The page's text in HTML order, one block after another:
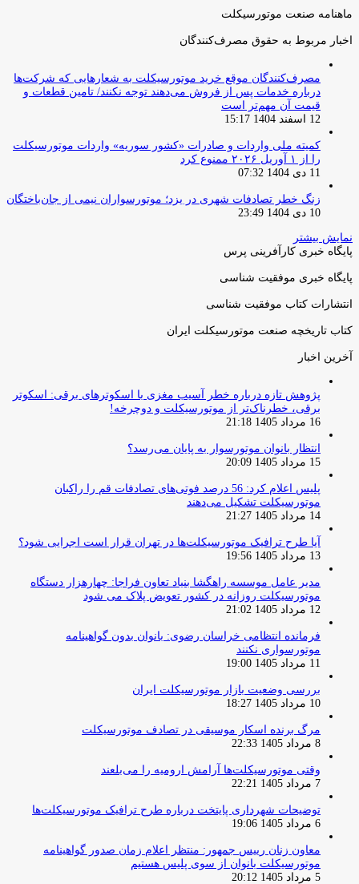
ماهنامه صنعت موتورسیکلت
اخبار مربوط به حقوق مصرف‌کنندگان
مصرف‌کنندگان موقع خرید موتورسیکلت به شعارهایی که شرکت‌ها
درباره خدمات پس از فروش می‌دهند توجه نکنند/ تامین قطعات و
قیمت آن مهم‌تر است
12 اسفند 1404 15:17
کمیته ملی واردات و صادرات «کشور سوریه» واردات موتورسیکلت
را از ۱ آوریل ۲۰۲۶ ممنوع کرد
11 دی 1404 07:32
زنگ خطر تصادفات شهری در یزد؛ موتورسواران نیمی از جان‌باختگان
10 دی 1404 23:49
نمایش بیشتر
پایگاه خبری کارآفرینی پرس
پایگاه خبری موفقیت شناسی
انتشارات کتاب موفقیت شناسی
کتاب تاریخچه صنعت موتورسیکلت ایران
آخرین اخبار
پژوهش تازه درباره خطر آسیب مغزی با اسکوترهای برقی: اسکوتر
برقی، خطرناک‌تر از موتورسیکلت و دوچرخه!
16 مرداد 1405 21:18
انتظار بانوان موتورسوار به پایان می‌رسد؟
15 مرداد 1405 20:09
پلیس اعلام کرد: 56 درصد فوتی‌های تصادفات قم را راکبان
موتورسیکلت تشکیل می‌دهند
14 مرداد 1405 21:27
آیا طرح ترافیک موتورسیکلت‌ها در تهران قرار است اجرایی شود؟
13 مرداد 1405 19:56
مدیر عامل موسسه راهگشا بنیاد تعاون فراجا: چهارهزار دستگاه
موتورسیکلت روزانه در کشور تعویض پلاک می شود
12 مرداد 1405 21:02
فرمانده انتظامی خراسان رضوی: بانوان بدون گواهینامه
موتورسواری نکنند
11 مرداد 1405 19:00
بررسی وضعیت بازار موتورسیکلت ایران
10 مرداد 1405 18:27
مرگ برنده اسکار موسیقی در تصادف موتورسیکلت
8 مرداد 1405 22:33
وقتی موتورسیکلت‌ها آرامش ارومیه را می‌بلعند
7 مرداد 1405 22:21
توضیحات شهرداری پایتخت درباره طرح ترافیک موتورسیکلت‌ها
6 مرداد 1405 19:06
معاون زنان رییس جمهور: منتظر اعلام زمان صدور گواهینامه
موتورسیکلت بانوان از سوی پلیس هستیم
5 مرداد 1405 20:12